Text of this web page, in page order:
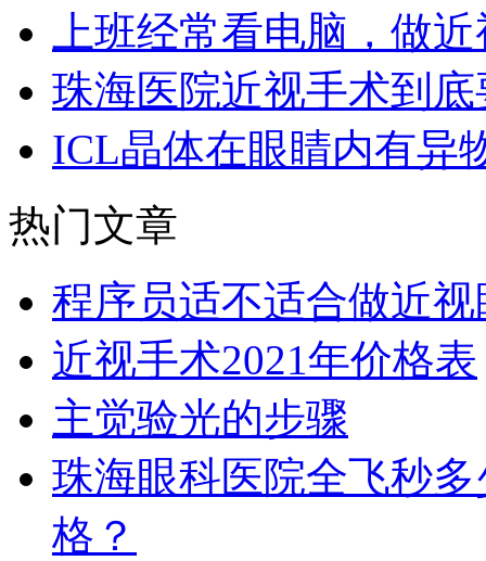
上班经常看电脑，做
珠海医院近视手术到
ICL晶体在眼睛内有异
热门文章
程序员适不适合做近视
近视手术2021年价格表
主觉验光的步骤
珠海眼科医院全飞秒
格？